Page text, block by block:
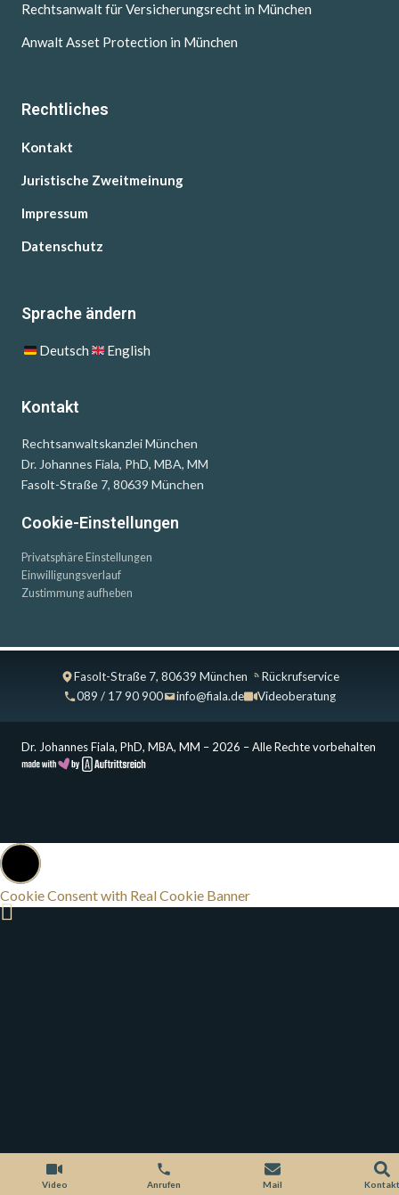
Rechtsanwalt für Versicherungsrecht in München
Anwalt Asset Protection in München
Rechtliches
Kontakt
Juristische Zweitmeinung
Impressum
Datenschutz
Sprache ändern
Deutsch English
Kontakt
Rechtsanwaltskanzlei München
Dr. Johannes Fiala, PhD, MBA, MM
Fasolt-Straße 7, 80639 München
Cookie-Einstellungen
Privatsphäre Einstellungen
Einwilligungsverlauf
Zustimmung aufheben
Fasolt-Straße 7, 80639 München
Rückrufservice
089 / 17 90 900
info@fiala.de Videoberatung
Dr. Johannes Fiala, PhD, MBA, MM – 2026 – Alle Rechte vorbehalten
Video Anrufen Mail Kontakt
Cookie Consent with Real Cookie Banner